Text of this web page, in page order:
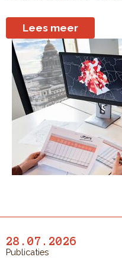
Lees meer
28.07.2026
Publicaties